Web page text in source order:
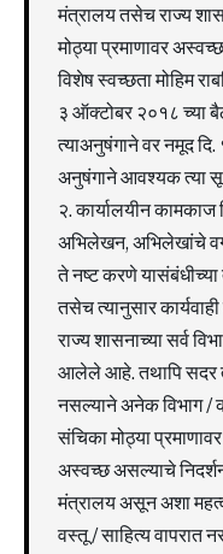
मंत्रालय तसेच राज्य
मोठ्या प्रमाणावर
विशेष स्वच्छता मोहिम
३ ऑक्टोबर २०१८ च्या
त्याअनुषंगाने वर नमूद
अनुषंगाने आवश्यक त्या
२. कार्यालयीन
अभिलेखन, अभिलेखांचे
ते नष्ट करणे
तसेच त्यानुसार
राज्य शासनाच्या सर्व
आलेले आहे. तथापि सदर
नसल्याने अनेक विभाग /
संचिका मोठ्या
अस्वच्छ असल्याचे
मंत्रालय असून अशा
वस्तू / साहित्य